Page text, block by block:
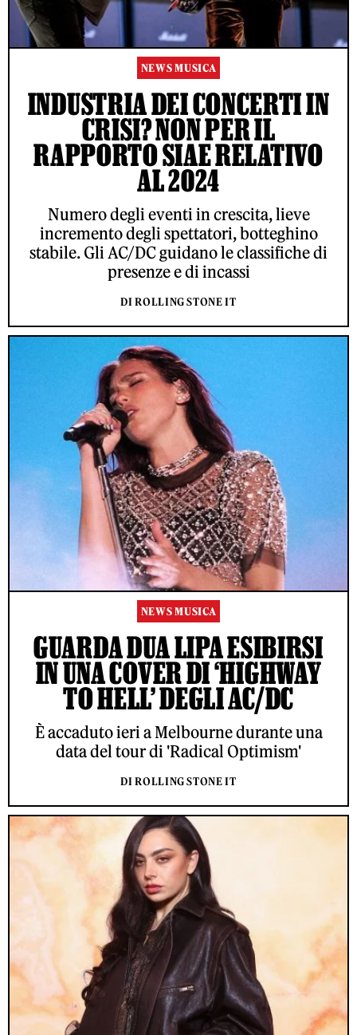
NEWS MUSICA
INDUSTRIA DEI CONCERTI IN
CRISI? NON PER IL
RAPPORTO SIAE RELATIVO
AL 2024
Numero degli eventi in crescita, lieve
incremento degli spettatori, botteghino
stabile. Gli AC/DC guidano le classifiche di
presenze e di incassi
DI ROLLING STONE IT
NEWS MUSICA
GUARDA DUA LIPA ESIBIRSI
IN UNA COVER DI ‘HIGHWAY
TO HELL’ DEGLI AC/DC
È accaduto ieri a Melbourne durante una
data del tour di 'Radical Optimism'
DI ROLLING STONE IT